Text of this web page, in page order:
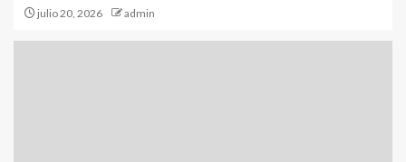
julio 20, 2026 admin